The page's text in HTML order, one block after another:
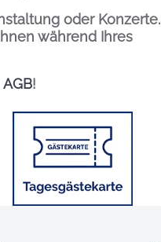
oder Konzerte.
während Ihres
AGB!
Bild